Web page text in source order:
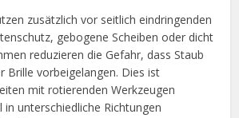
zusätzlich vor seitlich eindringenden
gebogene Scheiben oder dicht
reduzieren die Gefahr, dass Staub
Brille vorbeigelangen. Dies ist
mit rotierenden Werkzeugen
unterschiedliche Richtungen